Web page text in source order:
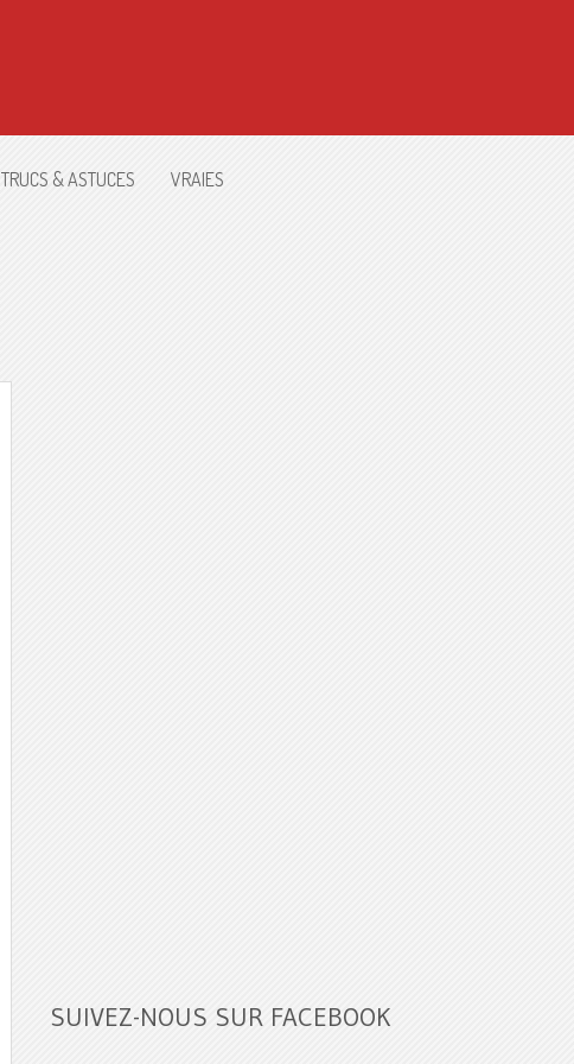
TRUCS & ASTUCES VRAIES
SUIVEZ-NOUS SUR FACEBOOK